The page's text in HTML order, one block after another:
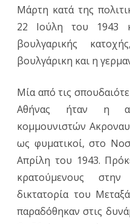
Μάρτη κατά της
22 Ιούλη του 1943
βουλγαρικής
βουλγάρικη και η
Μία από τις
Αθήνας ήταν η
κομμουνιστών
ως φυματικοί, στο
Απρίλη του 1943.
κρατούμενους
δικτατορία του
παραδόθηκαν στις